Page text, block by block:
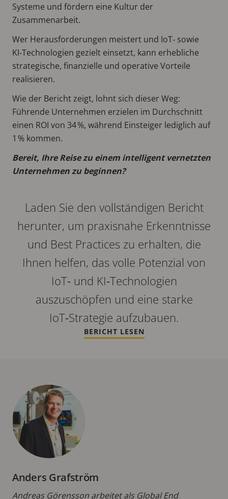
Systeme und fördern eine Kultur der
Zusammenarbeit.
Wer Herausforderungen meistert und IoT‑ sowie
KI‑Technologien gezielt einsetzt, kann erhebliche
strategische, finanzielle und operative Vorteile
realisieren.
Wie der Bericht zeigt, lohnt sich dieser Weg:
Führende Unternehmen erzielen im Durchschnitt
einen ROI von 34 %, während Einsteiger lediglich auf
1 % kommen.
Bereit, Ihre Reise zu einem intelligent vernetzten
Unternehmen zu beginnen?
Laden Sie den vollständigen Bericht
herunter, um praxisnahe Erkenntnisse
und Best Practices zu erhalten, die
Ihnen helfen, das volle Potenzial von
IoT‑ und KI‑Technologien
auszuschöpfen und eine starke
IoT‑Strategie aufzubauen.
BERICHT LESEN
Anders Grafström
Andreas Görensson arbeitet als Global End